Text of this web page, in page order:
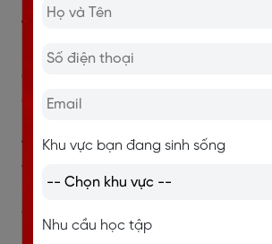
Trả lời mẫu:
I use task management
Excel checklists to plan ahead and
also communicate with
adjust priorities if needed.
Dịch:
Tôi sử dụng công cụ quản lý
hoặc bảng checklist trong Excel để
theo dõi tiến độ. Tôi cũng thường
các bên liên quan để điều chỉnh thứ tự
Khu vực bạn đang sinh sống
Nhu cầu học tập